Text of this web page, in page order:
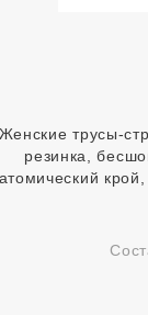
трусы-
резинка,